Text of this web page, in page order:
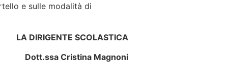
e sulle modalità di
LA DIRIGENTE SCOLASTICA
Dott.ssa Cristina Magnoni